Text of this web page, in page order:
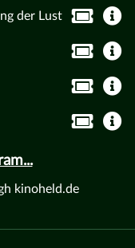
der Lust
kinoheld.de